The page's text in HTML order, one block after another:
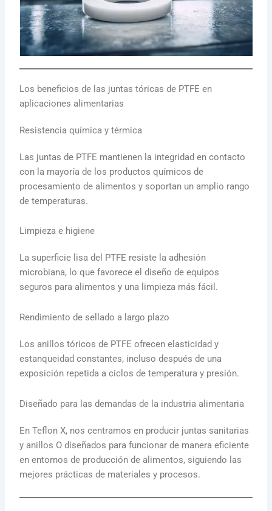
Los beneficios de las juntas tóricas de PTFE en
aplicaciones alimentarias
Resistencia química y térmica
Las juntas de PTFE mantienen la integridad en contacto
con la mayoría de los productos químicos de
procesamiento de alimentos y soportan un amplio rango
de temperaturas.
Limpieza e higiene
La superficie lisa del PTFE resiste la adhesión
microbiana, lo que favorece el diseño de equipos
seguros para alimentos y una limpieza más fácil.
Rendimiento de sellado a largo plazo
Los anillos tóricos de PTFE ofrecen elasticidad y
estanqueidad constantes, incluso después de una
exposición repetida a ciclos de temperatura y presión.
Diseñado para las demandas de la industria alimentaria
En Teflon X, nos centramos en producir juntas sanitarias
y anillos O diseñados para funcionar de manera eficiente
en entornos de producción de alimentos, siguiendo las
mejores prácticas de materiales y procesos.